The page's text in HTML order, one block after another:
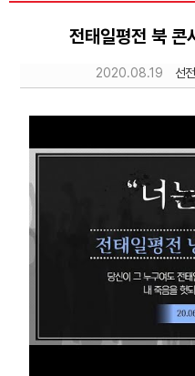
전태일평전 북 콘
2020.08.19 선
문서자료
이미지자료
미디어자료
카드뉴스
부설기관